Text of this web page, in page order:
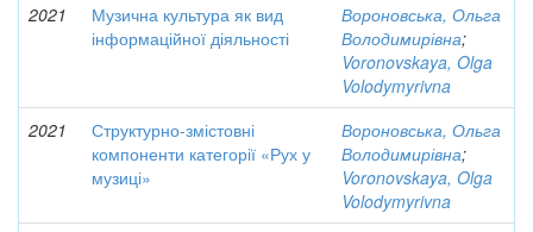
2021
Музична культура як вид
інформаційної діяльності
Вороновська, Ольга
Володимирівна;
Voronovskaya, Olga
Volodymyrivna
2021
Структурно-змістовні
компоненти категорії «Рух у
музиці»
Вороновська, Ольга
Володимирівна;
Voronovskaya, Olga
Volodymyrivna